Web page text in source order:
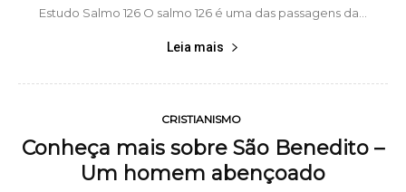
Estudo Salmo 126 O salmo 126 é uma das passagens da...
Leia mais
CRISTIANISMO
Conheça mais sobre São Benedito –
Um homem abençoado